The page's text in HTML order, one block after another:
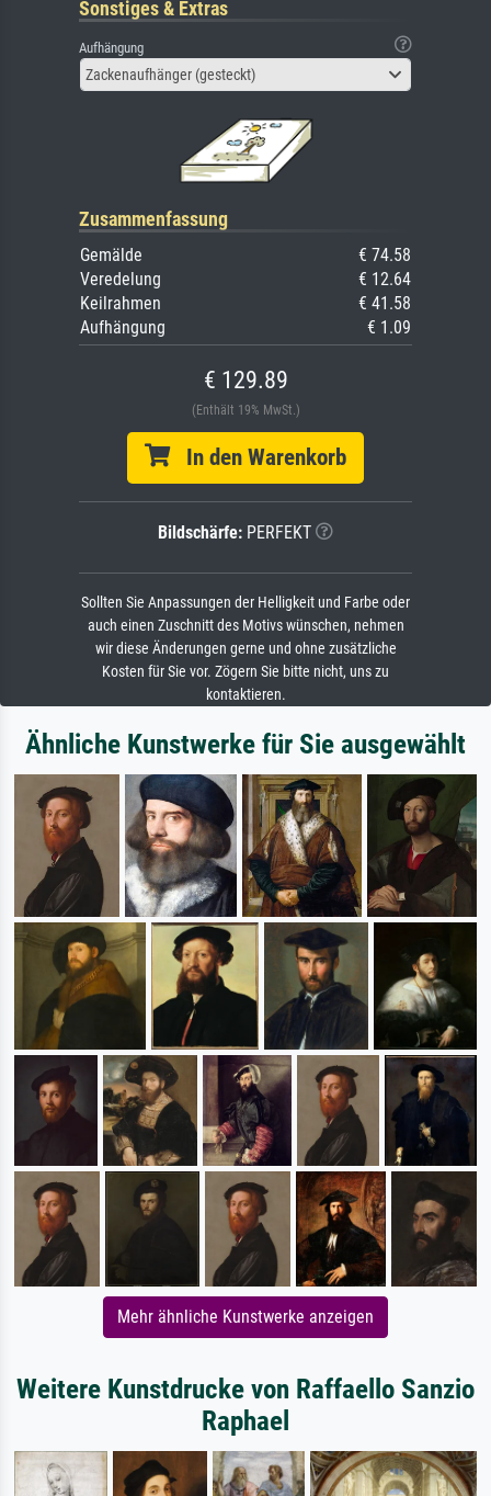
Sonstiges & Extras
Aufhängung
Zackenaufhänger (gesteckt)
Zusammenfassung
Gemälde
€ 74.58
Veredelung
€ 12.64
Keilrahmen
€ 41.58
Aufhängung
€ 1.09
€ 129.89
(Enthält 19% MwSt.)
In den Warenkorb
Bildschärfe: PERFEKT
Sollten Sie Anpassungen der Helligkeit und Farbe oder
auch einen Zuschnitt des Motivs wünschen, nehmen
wir diese Änderungen gerne und ohne zusätzliche
Kosten für Sie vor. Zögern Sie bitte nicht, uns zu
kontaktieren.
Ähnliche Kunstwerke für Sie ausgewählt
Mehr ähnliche Kunstwerke anzeigen
Weitere Kunstdrucke von Raffaello Sanzio
Raphael